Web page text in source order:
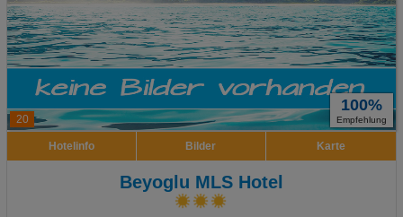
20
100%
Empfehlung
Hotelinfo Bilder Karte
Beyoglu MLS Hotel